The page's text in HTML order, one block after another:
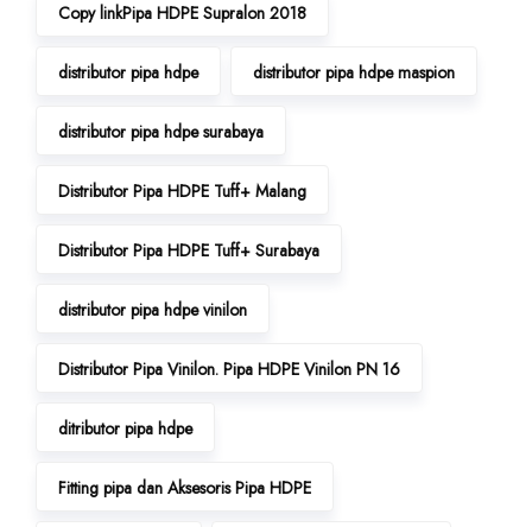
Copy linkPipa HDPE Supralon 2018
distributor pipa hdpe distributor pipa hdpe maspion
distributor pipa hdpe surabaya
Distributor Pipa HDPE Tuff+ Malang
Distributor Pipa HDPE Tuff+ Surabaya
distributor pipa hdpe vinilon
Distributor Pipa Vinilon. Pipa HDPE Vinilon PN 16
ditributor pipa hdpe
Fitting pipa dan Aksesoris Pipa HDPE